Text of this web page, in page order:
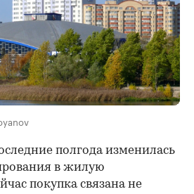
полгода изменилась
в жилую
покупка связана не